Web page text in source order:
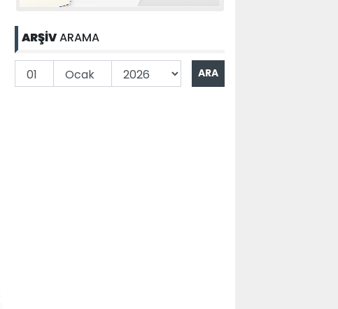
ARŞİVARAMA